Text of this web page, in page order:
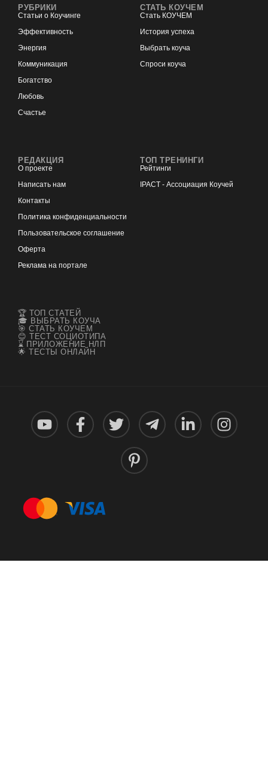
РУБРИКИ
Статьи о Коучинге
Эффективность
Энергия
Коммуникация
Богатство
Любовь
Счастье
СТАТЬ КОУЧЕМ
Стать КОУЧЕМ
История успеха
Выбрать коуча
Спроси коуча
РЕДАКЦИЯ
О проекте
Написать нам
Контакты
Политика конфиденциальности
Пользовательское соглашение
Оферта
Реклама на портале
ТОП ТРЕНИНГИ
Рейтинги
IPACT - Ассоциация Коучей
🏆 ТОП СТАТЕЙ
🎓 ВЫБРАТЬ КОУЧА
🎯 СТАТЬ КОУЧЕМ
😊 ТЕСТ СОЦИОТИПА
⌛ ПРИЛОЖЕНИЕ НЛП
🌟 ТЕСТЫ ОНЛАЙН